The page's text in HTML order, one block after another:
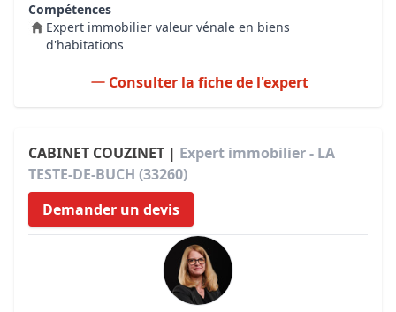
Compétences
Expert immobilier valeur vénale en biens
d'habitations
Consulter la fiche de l'expert
CABINET COUZINET | Expert immobilier - LA
TESTE-DE-BUCH (33260)
Demander un devis